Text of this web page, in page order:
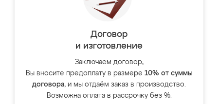
Договор
и изготовление
Заключаем договор,
Вы вносите предоплату в размере 10% от суммы
договора, и мы отдаём заказ в производство.
Возможна оплата в рассрочку без %.